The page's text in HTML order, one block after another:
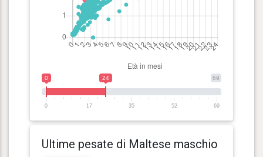
69
0 24
0 17 35 52 69
Ultime pesate di Maltese maschio